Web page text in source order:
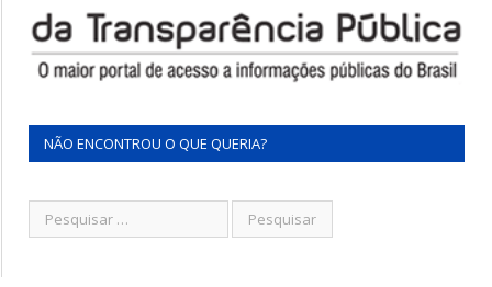
NÃO ENCONTROU O QUE QUERIA?